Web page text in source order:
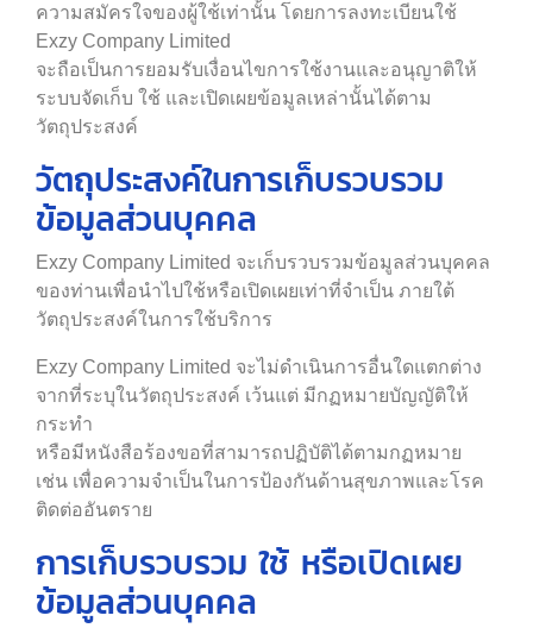
ความสมัครใจของผู้ใช้เท่านั้น โดยการลงทะเบียนใช้
Exzy Company Limited
จะถือเป็นการยอมรับเงื่อนไขการใช้งานและอนุญาติให้
ระบบจัดเก็บ ใช้ และเปิดเผยข้อมูลเหล่านั้นได้ตาม
วัตถุประสงค์
วัตถุประสงค์ในการเก็บรวบรวม
ข้อมูลส่วนบุคคล
Exzy Company Limited จะเก็บรวบรวมข้อมูลส่วนบุคคล
ของท่านเพื่อนำไปใช้หรือเปิดเผยเท่าที่จำเป็น ภายใต้
วัตถุประสงค์ในการใช้บริการ
Exzy Company Limited จะไม่ดำเนินการอื่นใดแตกต่าง
จากที่ระบุในวัตถุประสงค์ เว้นแต่ มีกฏหมายบัญญัติให้
กระทำ
หรือมีหนังสือร้องขอที่สามารถปฏิบัติได้ตามกฏหมาย
เช่น เพื่อความจำเป็นในการป้องกันด้านสุขภาพและโรค
ติดต่ออันตราย
การเก็บรวบรวม ใช้ หรือเปิดเผย
ข้อมูลส่วนบุคคล